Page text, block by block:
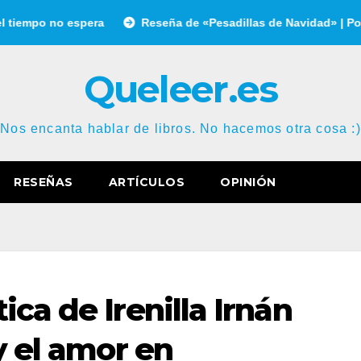
Reseña de «Pesadillas de Navidad» | Por Gonzalo
Queleer.es
Nos encanta hablar de libros. No hacemos otra cosa :)
RESEÑAS ARTÍCULOS OPINIÓN
de Irenilla Irnán
el amor en